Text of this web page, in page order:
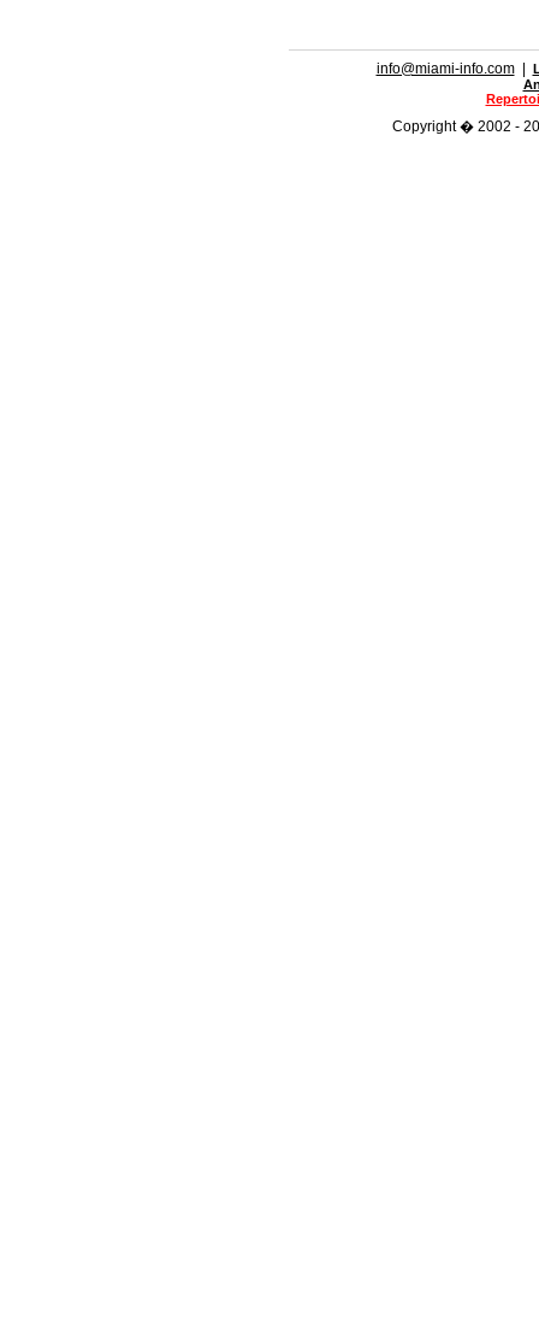
info@miami-info.com|
Copyright � 2002 -